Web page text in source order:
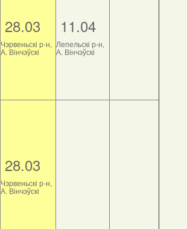
28.03
Чэрвеньскі р-н,
А. Вінчэўскі
11.04
Лепельскі р-н,
А. Вінчэўскі
28.03
Чэрвеньскі р-н,
А. Вінчэўскі